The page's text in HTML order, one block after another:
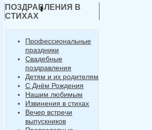
ПОЗДРАВЛЕНИЯ В
СТИХАХ
Профессиональные
праздники
Свадебные
поздравления
Детям и их родителям
С Днём Рождения
Нашим любимым
Извинения в стихах
Вечер встречи
выпускников